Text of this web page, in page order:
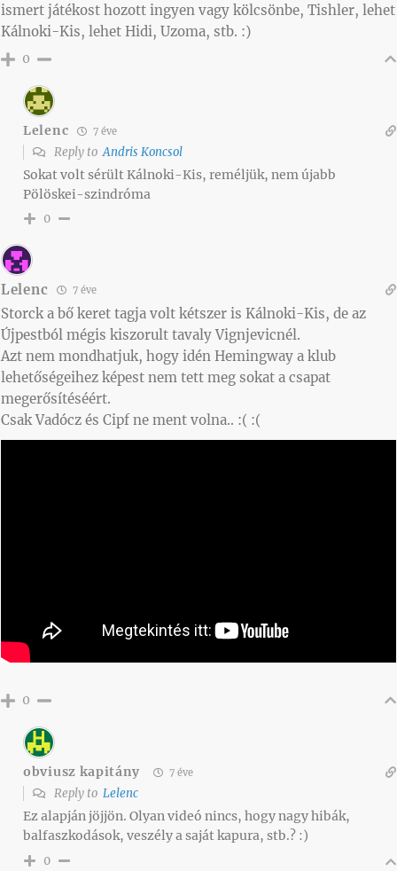
ismert játékost hozott ingyen vagy kölcsönbe, Tishler, lehet
Kálnoki-Kis, lehet Hidi, Uzoma, stb. :)
0
Lelenc 7 éve
Reply toAndris Koncsol
Sokat volt sérült Kálnoki-Kis, reméljük, nem újabb
Pölöskei-szindróma
0
Lelenc 7 éve
Storck a bő keret tagja volt kétszer is Kálnoki-Kis, de az
Újpestból mégis kiszorult tavaly Vignjevicnél.
Azt nem mondhatjuk, hogy idén Hemingway a klub
lehetőségeihez képest nem tett meg sokat a csapat
megerősítéséért.
Csak Vadócz és Cipf ne ment volna.. :( :(
0
obviusz kapitány 7 éve
Reply to Lelenc
Ez alapján jöjjön. Olyan videó nincs, hogy nagy hibák,
balfaszkodások, veszély a saját kapura, stb.? :)
0